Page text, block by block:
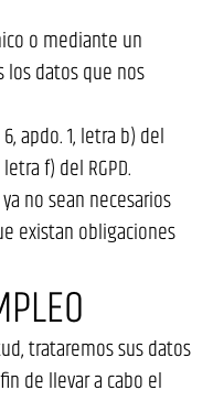
o mediante un
datos que nos
apdo. 1, letra b) del
f) del RGPD.
no sean necesarios
existan obligaciones
trataremos sus datos
de llevar a cabo el